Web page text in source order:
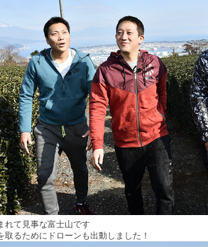
れて見事な富士山です
取るためにドローンも出動しました！